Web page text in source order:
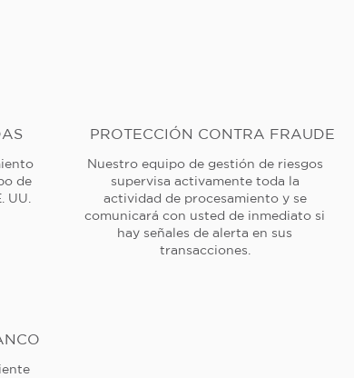
de
UU.
PROTECCIÓN CONTRA FRAUDE
Nuestro equipo de gestión de riesgos
supervisa activamente toda la
actividad de procesamiento y se
comunicará con usted de inmediato si
hay señales de alerta en sus
transacciones.